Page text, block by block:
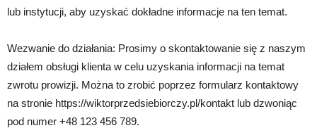
lub instytucji, aby uzyskać dokładne informacje na ten temat.
Wezwanie do działania: Prosimy o skontaktowanie się z naszym
działem obsługi klienta w celu uzyskania informacji na temat
zwrotu prowizji. Można to zrobić poprzez formularz kontaktowy
na stronie https://wiktorprzedsiebiorczy.pl/kontakt lub dzwoniąc
pod numer +48 123 456 789.